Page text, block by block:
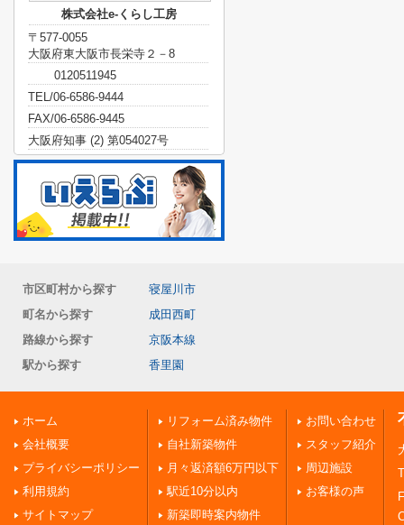
株式会社e-くらし工房
〒577-0055
大阪府東大阪市長栄寺２－8
0120511945
TEL/06-6586-9444
FAX/06-6586-9445
大阪府知事 (2) 第054027号
市区町村から探す
寝屋川市
町名から探す
成田西町
路線から探す
京阪本線
駅から探す
香里園
ホーム
会社概要
プライバシーポリシー
利用規約
サイトマップ
リフォーム済み物件
自社新築物件
月々返済額6万円以下
駅近10分以内
新築即時案内物件
お問い合わせ
スタッフ紹介
周辺施設
お客様の声